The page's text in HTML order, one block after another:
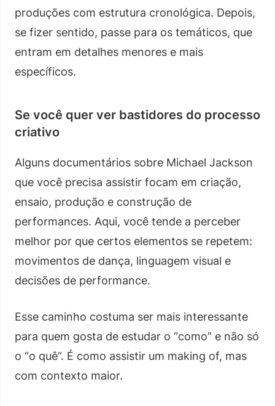
produções com estrutura cronológica. Depois,
se fizer sentido, passe para os temáticos, que
entram em detalhes menores e mais
específicos.
Se você quer ver bastidores do processo
criativo
Alguns documentários sobre Michael Jackson
que você precisa assistir focam em criação,
ensaio, produção e construção de
performances. Aqui, você tende a perceber
melhor por que certos elementos se repetem:
movimentos de dança, linguagem visual e
decisões de performance.
Esse caminho costuma ser mais interessante
para quem gosta de estudar o “como” e não só
o “o quê”. É como assistir um making of, mas
com contexto maior.